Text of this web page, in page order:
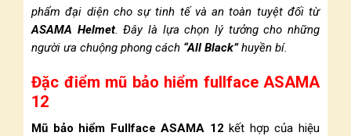
phẩm đại diện cho sự tinh tế và an toàn tuyệt đối từ
ASAMA Helmet. Đây là lựa chọn lý tưởng cho những
người ưa chuộng phong cách “All Black”huyền bí.
Đặc điểm mũ bảo hiểm fullface ASAMA
12
Mũ bảo hiểm Fullface ASAMA 12 kết hợp của hiệu